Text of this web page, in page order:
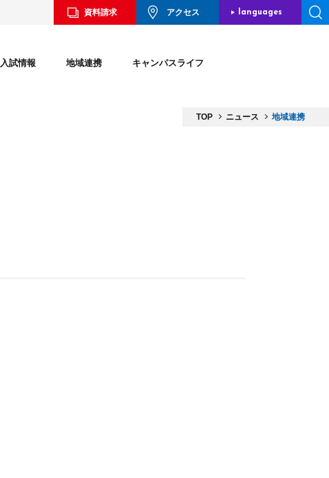
資料請求 アクセス languages
入試情報 地域連携 キャンパスライフ
TOP ニュース 地域連携